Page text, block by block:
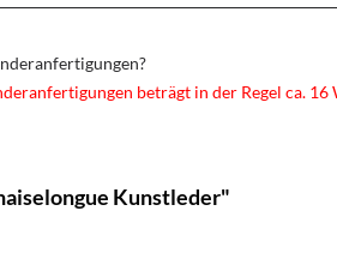
beträgt in der Regel ca. 16
Kunstleder"